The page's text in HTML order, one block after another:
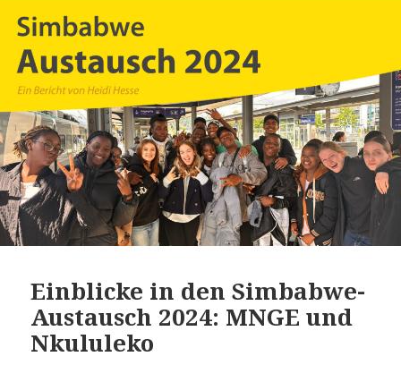
Einblicke in den Simbabwe-
Austausch 2024: MNGE und
Nkululeko